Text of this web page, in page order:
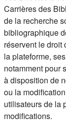
Carrières des
de la recherche
bibliographique
réservent le droit
la plateforme,
notamment pour
à disposition de
ou la
utilisateurs de la
modifications.